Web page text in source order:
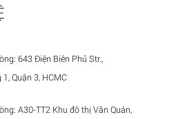
643 Điện Biên Phủ Str.,
1, Quận 3, HCMC
A30-TT2 Khu đô thị Văn Quán,